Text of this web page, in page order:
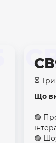
⏳
Що
🟣
🟣